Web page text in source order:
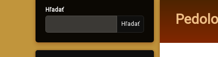
Hľadať
Hľadať